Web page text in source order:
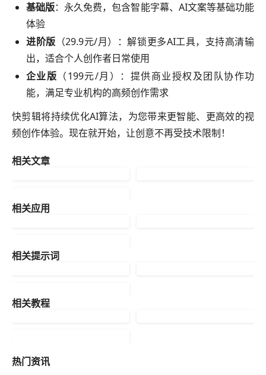
基础版：永久免费，包含智能字幕、AI文案等基础功能
体验
进阶版 （29.9元/月）：解锁更多AI工具，支持高清输
出，适合个人创作者日常使用
企业版 （199元/月）：提供商业授权及团队协作功
能，满足专业机构的高频创作需求
快剪辑将持续优化AI算法，为您带来更智能、更高效的视
频创作体验。现在就开始，让创意不再受技术限制！
相关文章
相关应用
相关提示词
相关教程
热门资讯